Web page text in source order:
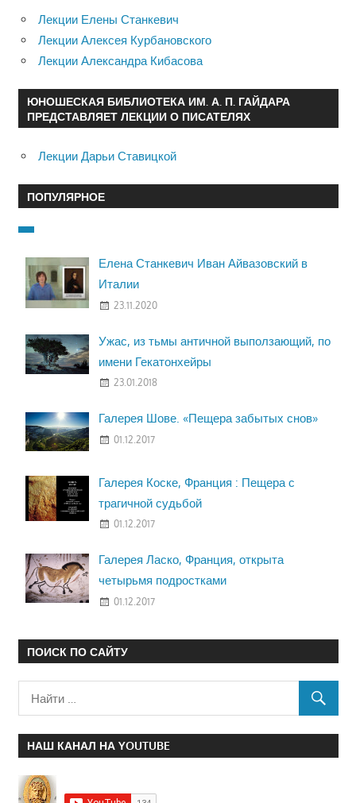
Лекции Елены Станкевич
Лекции Алексея Курбановского
Лекции Александра Кибасова
ЮНОШЕСКАЯ БИБЛИОТЕКА ИМ. А. П. ГАЙДАРА
ПРЕДСТАВЛЯЕТ ЛЕКЦИИ О ПИСАТЕЛЯХ
Лекции Дарьи Ставицкой
ПОПУЛЯРНОЕ
Елена Станкевич Иван Айвазовский в
Италии
23.11.2020
Ужас, из тьмы античной выползающий, по
имени Гекатонхейры
23.01.2018
Галерея Шове. «Пещера забытых снов»
01.12.2017
Галерея Коске, Франция : Пещера с
трагичной судьбой
01.12.2017
Галерея Ласко, Франция, открыта
четырьмя подростками
01.12.2017
ПОИСК ПО САЙТУ
НАШ КАНАЛ НА YOUTUBE